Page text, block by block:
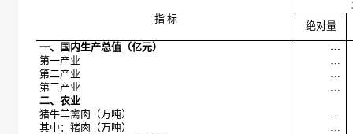
指 标
绝对量
一、国内生产总值（亿元）
…
第一产业
…
第二产业
…
第三产业
…
二、农业
猪牛羊禽肉（万吨）
…
其中：猪肉（万吨）
…